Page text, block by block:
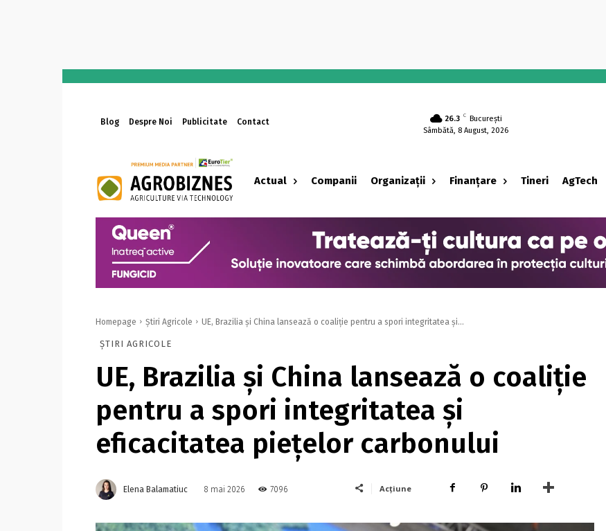
Blog Despre Noi Publicitate Contact 26.3 C
București
Sâmbătă, 8 August, 2026
Actual Companii Organizații Finanțare Tineri AgTech
-
Homepage Știri Agricole UE, Brazilia şi China lansează o coaliţie pentru a spori integritatea şi...
ȘTIRI AGRICOLE
UE, Brazilia şi China lansează o coaliţie
pentru a spori integritatea şi
eficacitatea pieţelor carbonului
Elena Balamatiuc 8 mai 2026 7096 Acțiune